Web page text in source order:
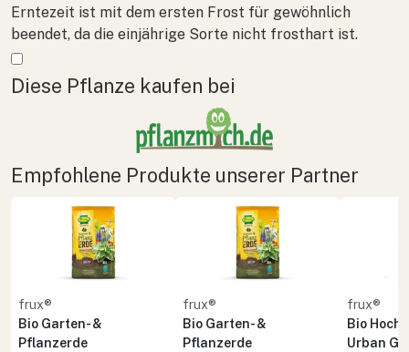
Erntezeit ist mit dem ersten Frost für gewöhnlich
beendet, da die einjährige Sorte nicht frosthart ist.
Mehr anzeigen
Diese Pflanze kaufen bei
Empfohlene Produkte unserer Partner
frux®
Bio Garten- &
Pflanzerde
frux®
Bio Garten- &
Pflanzerde
frux®
Bio
Urban